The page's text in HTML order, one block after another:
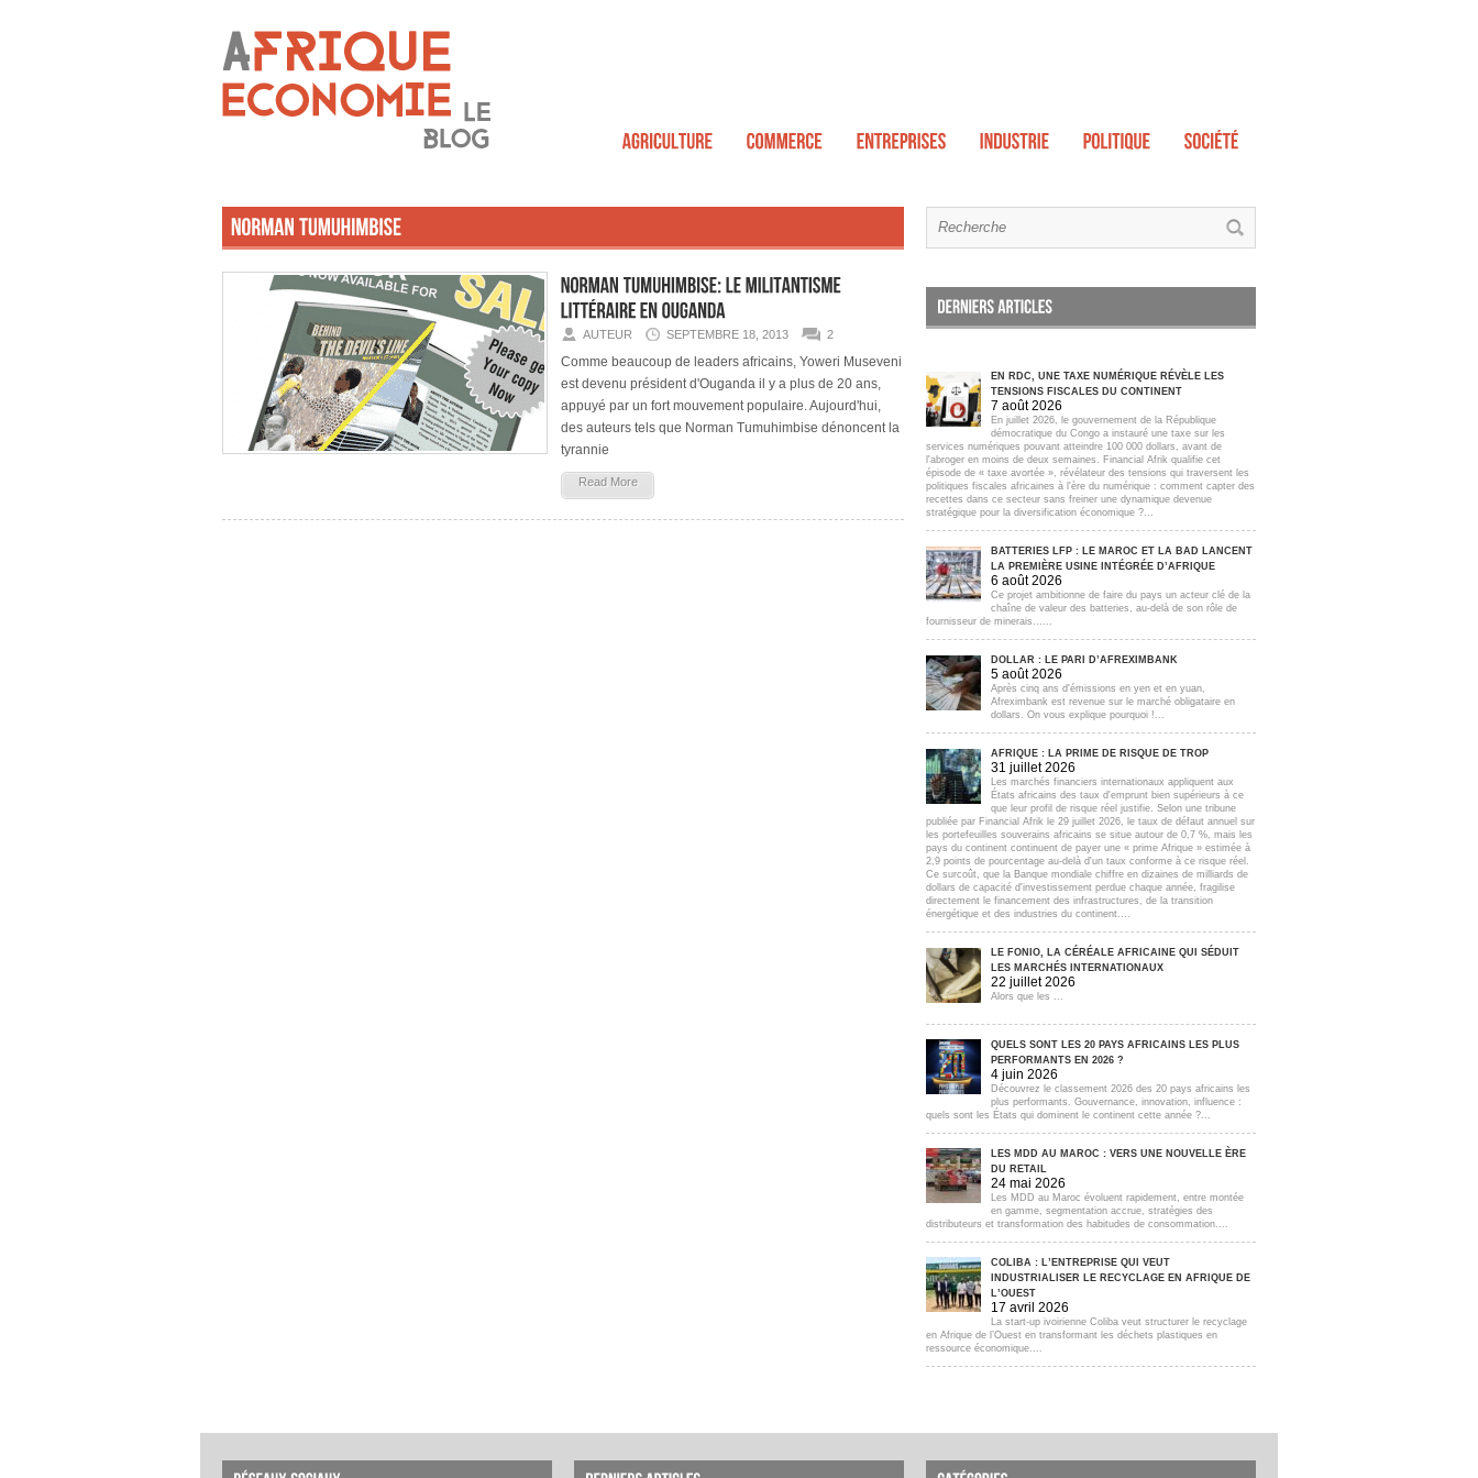
AUTEUR SEPTEMBRE 18, 2013 2
Comme beaucoup de leaders africains, Yoweri Museveni
est devenu président d'Ouganda il y a plus de 20 ans,
appuyé par un fort mouvement populaire. Aujourd'hui,
des auteurs tels que Norman Tumuhimbise dénoncent la
tyrannie
Read More
EN RDC, UNE TAXE NUMÉRIQUE RÉVÈLE LES
TENSIONS FISCALES DU CONTINENT
7 août 2026
En juillet 2026, le gouvernement de la République
démocratique du Congo a instauré une taxe sur les
services numériques pouvant atteindre 100 000 dollars, avant de
l'abroger en moins de deux semaines. Financial Afrik qualifie cet
épisode de « taxe avortée », révélateur des tensions qui traversent les
politiques fiscales africaines à l'ère du numérique : comment capter des
recettes dans ce secteur sans freiner une dynamique devenue
stratégique pour la diversification économique ?...
BATTERIES LFP : LE MAROC ET LA BAD LANCENT
LA PREMIÈRE USINE INTÉGRÉE D’AFRIQUE
6 août 2026
Ce projet ambitionne de faire du pays un acteur clé de la
chaîne de valeur des batteries, au-delà de son rôle de
fournisseur de minerais......
DOLLAR : LE PARI D’AFREXIMBANK
5 août 2026
Après cinq ans d'émissions en yen et en yuan,
Afreximbank est revenue sur le marché obligataire en
dollars. On vous explique pourquoi !...
AFRIQUE : LA PRIME DE RISQUE DE TROP
31 juillet 2026
Les marchés financiers internationaux appliquent aux
États africains des taux d'emprunt bien supérieurs à ce
que leur profil de risque réel justifie. Selon une tribune
publiée par Financial Afrik le 29 juillet 2026, le taux de défaut annuel sur
les portefeuilles souverains africains se situe autour de 0,7 %, mais les
pays du continent continuent de payer une « prime Afrique » estimée à
2,9 points de pourcentage au-delà d'un taux conforme à ce risque réel.
Ce surcoût, que la Banque mondiale chiffre en dizaines de milliards de
dollars de capacité d'investissement perdue chaque année, fragilise
directement le financement des infrastructures, de la transition
énergétique et des industries du continent....
LE FONIO, LA CÉRÉALE AFRICAINE QUI SÉDUIT
LES MARCHÉS INTERNATIONAUX
22 juillet 2026
Alors que les ...
QUELS SONT LES 20 PAYS AFRICAINS LES PLUS
PERFORMANTS EN 2026 ?
4 juin 2026
Découvrez le classement 2026 des 20 pays africains les
plus performants. Gouvernance, innovation, influence :
quels sont les États qui dominent le continent cette année ?...
LES MDD AU MAROC : VERS UNE NOUVELLE ÈRE
DU RETAIL
24 mai 2026
Les MDD au Maroc évoluent rapidement, entre montée
en gamme, segmentation accrue, stratégies des
distributeurs et transformation des habitudes de consommation....
COLIBA : L’ENTREPRISE QUI VEUT
INDUSTRIALISER LE RECYCLAGE EN AFRIQUE DE
L’OUEST
17 avril 2026
La start-up ivoirienne Coliba veut structurer le recyclage
en Afrique de l’Ouest en transformant les déchets plastiques en
ressource économique....